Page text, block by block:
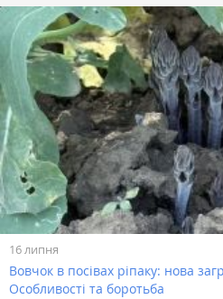
16 липня
Вовчок в посівах ріпаку: нова
Особливості та боротьба